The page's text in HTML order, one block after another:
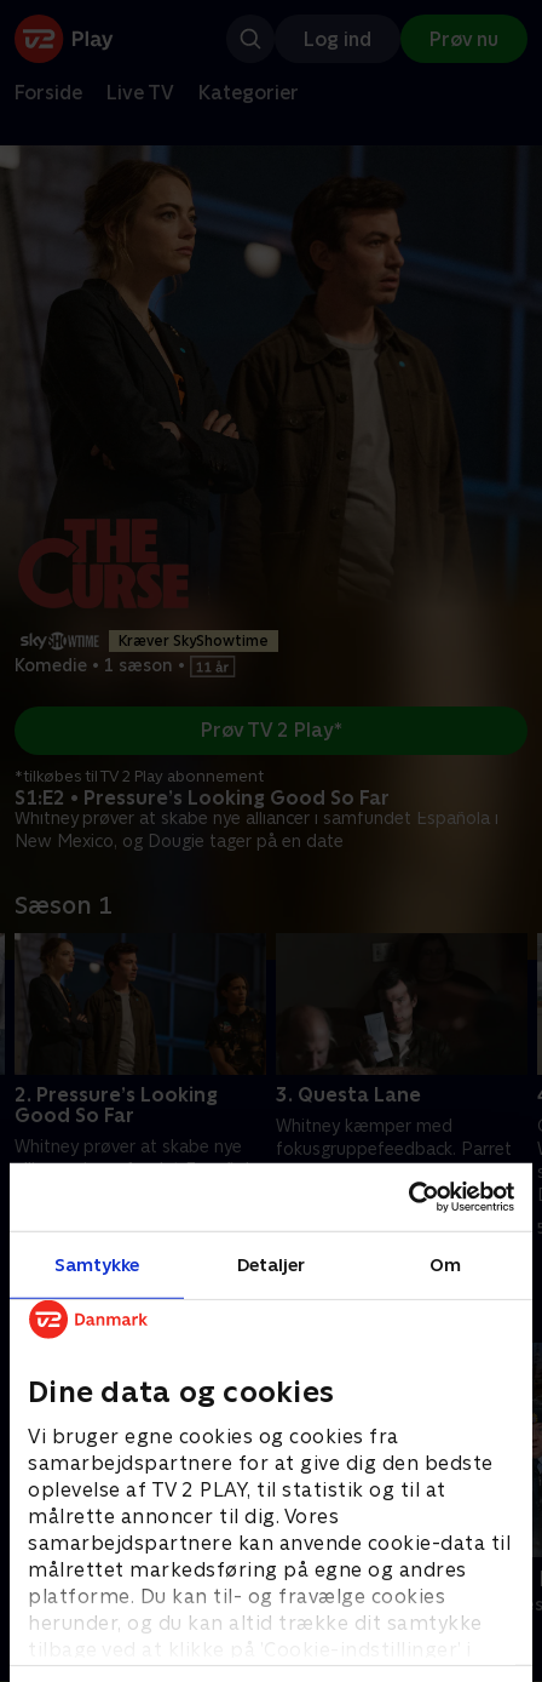
Samtykke Detaljer Om
Dine data og cookies
Vi bruger egne cookies og cookies fra
samarbejdspartnere for at give dig den bedste
oplevelse af TV 2 PLAY, til statistik og til at
målrette annoncer til dig. Vores
samarbejdspartnere kan anvende cookie-data til
målrettet markedsføring på egne og andres
platforme. Du kan til- og fravælge cookies
herunder, og du kan altid trække dit samtykke
tilbage ved at klikke på ’Cookie-indstillinger’ i
Log ind Prøv nu
Forside Live TV Kategorier
Kræver SkyShowtime
Komedie • 1 sæson •
S1:E2 • Pressure’s Looking Good So Far
Whitney prøver at skabe nye alliancer i samfundet Española i
New Mexico, og Dougie tager på en date
Prøv TV 2 Play*
*tilkøbes til TV 2 Play abonnement
Sæson 1
2. Pressure’s Looking
Good So Far
Whitney prøver at skabe nye
alliancer i samfundet Española
3. Questa Lane
Whitney kæmper med
fokusgruppefeedback. Parret
5. januar 2024 • 46 min
Andre så også
Robssons (dansk tale)
Komedie • 1 sæsoner
LasseMajas
Komedie • 1